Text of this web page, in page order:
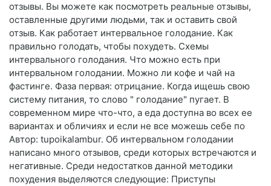
отзывы. Вы можете как посмотреть реальные отзывы,
оставленные другими людьми, так и оставить свой
отзыв. Как работает интервальное голодание. Как
правильно голодать, чтобы похудеть. Схемы
интервального голодания. Что можно есть при
интервальном голодании. Можно ли кофе и чай на
фастинге. Фаза первая: отрицание. Когда ищешь свою
систему питания, то слово " голодание" пугает. В
современном мире что-что, а еда доступна во всех ее
вариантах и обличиях и если не все можешь себе по
Автор: tupoikalambur. Об интервальном голодании
написано много отзывов, среди которых встречаются и
негативные. Среди недостатков данной методики
похудения выделяются следующие: Приступы